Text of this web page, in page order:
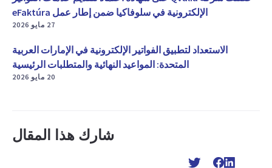
الإلكترونية في سلوفاكيا ضمن إطار عمل eFaktúra
27 مايو 2026
الاستعداد لتطبيق الفواتير الإلكترونية في الإمارات العربية
المتحدة: المواعيد النهائية والمتطلبات الرئيسية
20 مايو 2026
شارك هذا المقال